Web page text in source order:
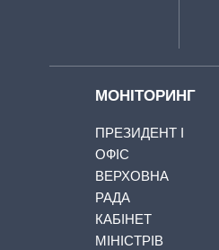
МОНІТОРИНГ
ПРЕЗИДЕНТ І
ОФІС
ВЕРХОВНА
РАДА
КАБІНЕТ
МІНІСТРІВ